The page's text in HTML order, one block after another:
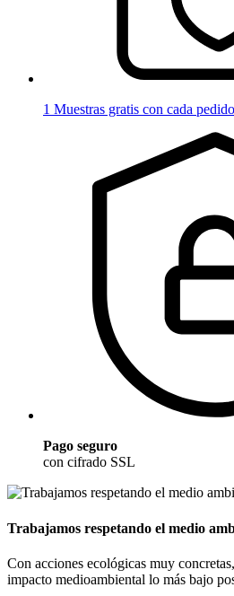
1 Muestras gratis con cada pedido
Pago seguro
con cifrado SSL
Trabajamos respetando el medio
Con acciones ecológicas muy
impacto medioambiental lo más bajo